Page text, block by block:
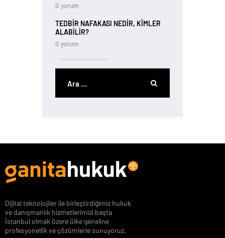
0 yorum
TEDBIR NAFAKASI NEDIR, KIMLER
ALABILIR?
0 yorum
Dijital teknolojiler ile birleştirdiğimiz hukuk
ve danışmanlık hizmetlerimizi başta
İstanbul olmak üzere ülke geneline
profesyonellik ve çözümlerle sunuyoruz.